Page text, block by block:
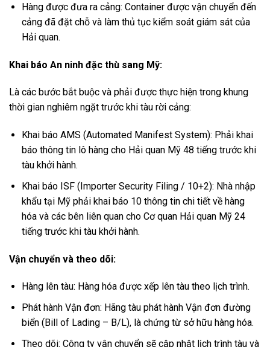
Hàng được đưa ra cảng: Container được vận chuyển đến
cảng đã đặt chỗ và làm thủ tục kiểm soát giám sát của
Hải quan.
Khai báo An ninh đặc thù sang Mỹ:
Là các bước bắt buộc và phải được thực hiện trong khung
thời gian nghiêm ngặt trước khi tàu rời cảng:
Khai báo AMS (Automated Manifest System): Phải khai
báo thông tin lô hàng cho Hải quan Mỹ 48 tiếng trước khi
tàu khởi hành.
Khai báo ISF (Importer Security Filing / 10+2): Nhà nhập
khẩu tại Mỹ phải khai báo 10 thông tin chi tiết về hàng
hóa và các bên liên quan cho Cơ quan Hải quan Mỹ 24
tiếng trước khi tàu khởi hành.
Vận chuyển và theo dõi:
Hàng lên tàu: Hàng hóa được xếp lên tàu theo lịch trình.
Phát hành Vận đơn: Hãng tàu phát hành Vận đơn đường
biển (Bill of Lading – B/L), là chứng từ sở hữu hàng hóa.
Theo dõi: Công ty vận chuyển sẽ cập nhật lịch trình tàu và